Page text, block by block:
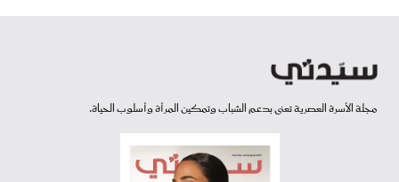
مجلة الأسرة العصرية تعنى بدعم الشباب وتمكين المرأة وأسلوب الحياة.